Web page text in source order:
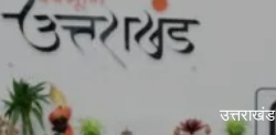
उत्तराखंड